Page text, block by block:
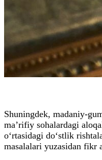
Shuningdek, madaniy-
ma’rifiy sohalardagi
o‘rtasidagi do‘stlik
masalalari yuzasidan fikr